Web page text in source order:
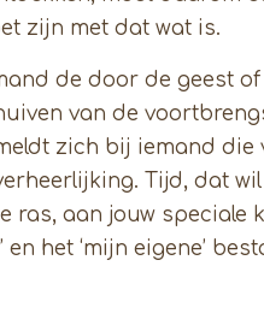
zijn met dat wat is.
de door de geest
van de
zich bij iemand
Tijd, dat
ras, aan jouw speciale
het ‘mijn eigene’